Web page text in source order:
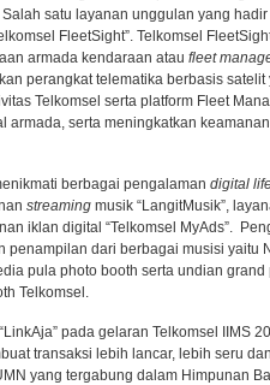
satu layanan unggulan yang
FleetSight”. Telkomsel
armada kendaraan atau fleet
perangkat telematika berbasis
Telkomsel serta platform Fleet
armada, serta meningkatkan
berbagai pengalaman digital
streaming musik “LangitMusik”,
iklan digital “Telkomsel MyAds”.
penampilan dari berbagai musisi yaitu
pula photo booth serta undian
Telkomsel.
pada gelaran Telkomsel IIMS
transaksi lebih lancar, lebih seru
yang tergabung dalam Himpunan